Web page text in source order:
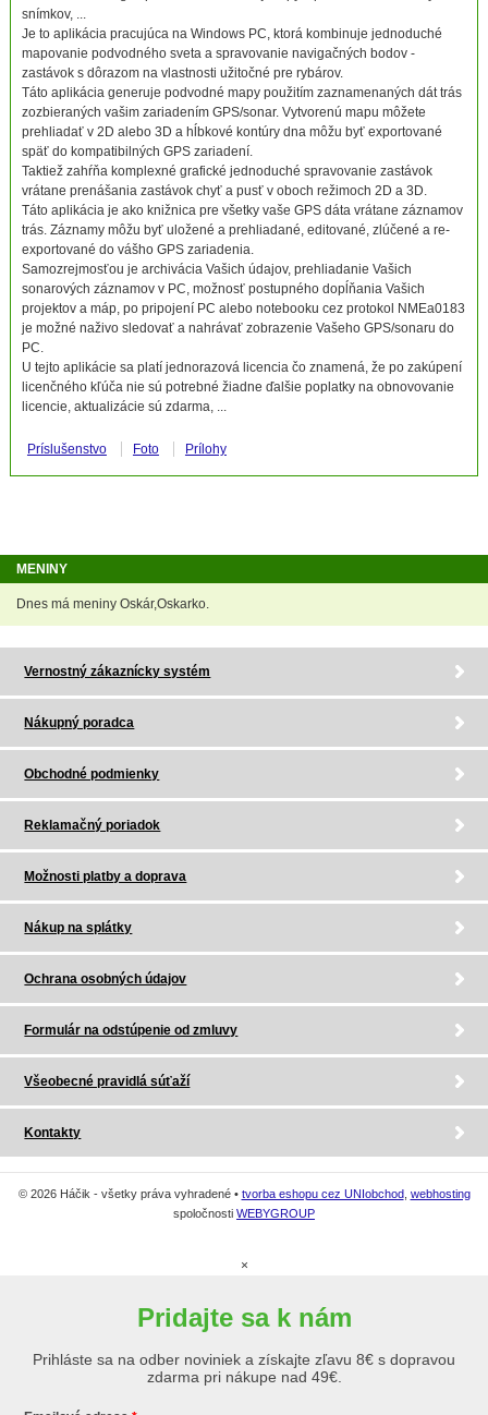
snímkov, ...
Je to aplikácia pracujúca na Windows PC, ktorá kombinuje jednoduché
mapovanie podvodného sveta a spravovanie navigačných bodov -
zastávok s dôrazom na vlastnosti užitočné pre rybárov.
Táto aplikácia generuje podvodné mapy použitím zaznamenaných dát trás
zozbieraných vašim zariadením GPS/sonar. Vytvorenú mapu môžete
prehliadať v 2D alebo 3D a hĺbkové kontúry dna môžu byť exportované
späť do kompatibilných GPS zariadení.
Taktiež zahŕňa komplexné grafické jednoduché spravovanie zastávok
vrátane prenášania zastávok chyť a pusť v oboch režimoch 2D a 3D.
Táto aplikácia je ako knižnica pre všetky vaše GPS dáta vrátane záznamov
trás. Záznamy môžu byť uložené a prehliadané, editované, zlúčené a re-
exportované do vášho GPS zariadenia.
Samozrejmosťou je archivácia Vašich údajov, prehliadanie Vašich
sonarových záznamov v PC, možnosť postupného dopĺňania Vašich
projektov a máp, po pripojení PC alebo notebooku cez protokol NMEa0183
je možné naživo sledovať a nahrávať zobrazenie Vašeho GPS/sonaru do
PC.
U tejto aplikácie sa platí jednorazová licencia čo znamená, že po zakúpení
licenčného kľúča nie sú potrebné žiadne ďalšie poplatky na obnovovanie
licencie, aktualizácie sú zdarma, ...
Príslušenstvo Foto Prílohy
MENINY
Dnes má meniny Oskár,Oskarko.
Vernostný zákaznícky systém
Nákupný poradca
Obchodné podmienky
Reklamačný poriadok
Možnosti platby a doprava
Nákup na splátky
Ochrana osobných údajov
Formulár na odstúpenie od zmluvy
Všeobecné pravidlá súťaží
Kontakty
© 2026 Háčik - všetky práva vyhradené • tvorba eshopu cez UNIobchod, webhosting
spoločnosti WEBYGROUP
×
Pridajte sa k nám
Prihláste sa na odber noviniek a získajte zľavu 8€ s dopravou
zdarma pri nákupe nad 49€.